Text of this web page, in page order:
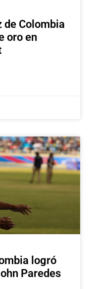
de Colombia
oro en
logró
Paredes